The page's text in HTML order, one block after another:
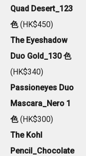
Quad Desert_123
色(HK$450)
The Eyeshadow
Duo Gold_130 色
(HK$340)
Passioneyes Duo
Mascara_Nero 1
色(HK$300)
The Kohl
Pencil_Chocolate